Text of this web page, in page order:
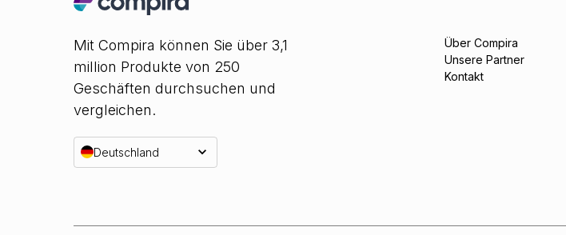
Mit Compira können Sie über 3,1
million Produkte von 250
Geschäften durchsuchen und
vergleichen.
Deutschland
Über Compira
Unsere Partner
Kontakt